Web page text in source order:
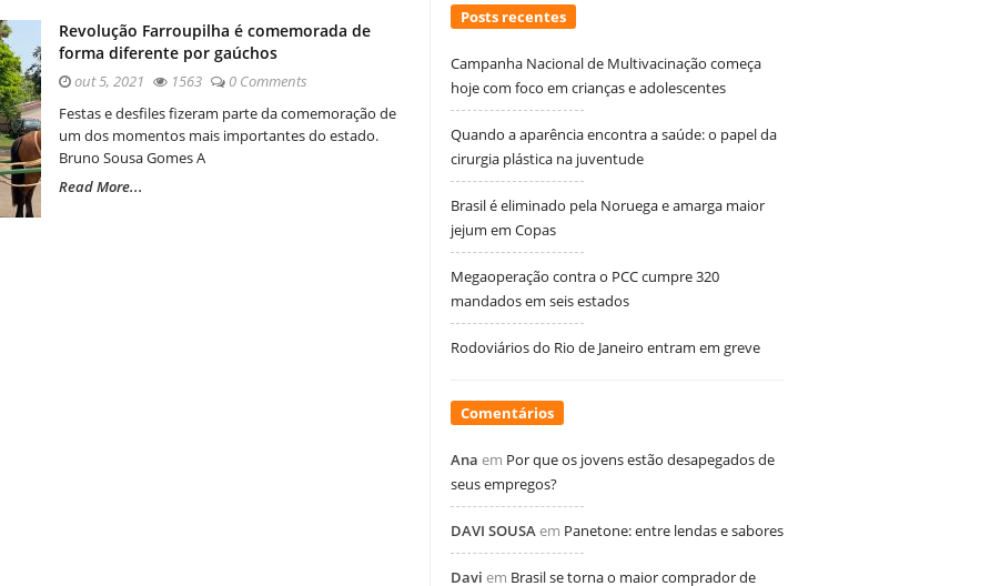
Revolução Farroupilha é comemorada de
forma diferente por gaúchos
out 5, 2021 1563
0 Comments
Festas e desfiles fizeram parte da comemoração de
um dos momentos mais importantes do estado.
Bruno Sousa Gomes A
Read More...
Posts recentes
Campanha Nacional de Multivacinação começa
hoje com foco em crianças e adolescentes
Quando a aparência encontra a saúde: o papel da
cirurgia plástica na juventude
Brasil é eliminado pela Noruega e amarga maior
jejum em Copas
Megaoperação contra o PCC cumpre 320
mandados em seis estados
Rodoviários do Rio de Janeiro entram em greve
Comentários
Ana em Por que os jovens estão desapegados de
seus empregos?
DAVI SOUSAem Panetone: entre lendas e sabores
Davi em Brasil se torna o maior comprador de